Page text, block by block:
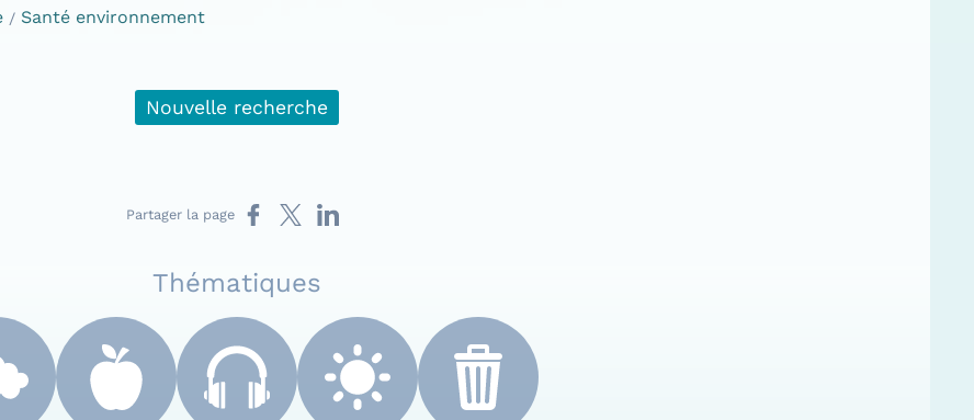
Santé environnement
Nouvelle recherche
Partager la page Partager sur Facebook
Partager sur X
Partager sur LinkedIn
Thématiques